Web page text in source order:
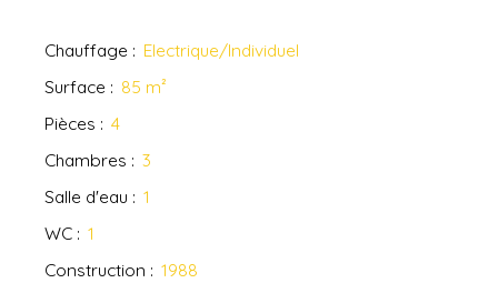
Chauffage : Electrique/Individuel
Surface : 85 m²
Pièces : 4
Chambres : 3
Salle d'eau : 1
WC : 1
Construction : 1988